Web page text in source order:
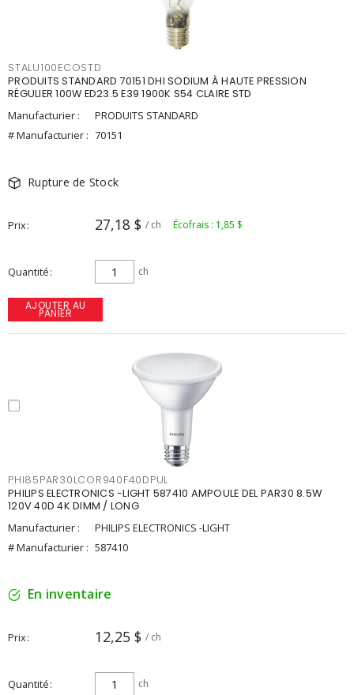
STALU100ECOSTD
PRODUITS STANDARD 70151 DHI SODIUM À HAUTE PRESSION
RÉGULIER 100W ED23.5 E39 1900K S54 CLAIRE STD
Manufacturier :
PRODUITS STANDARD
# Manufacturier : 70151
Rupture de Stock
Prix 27,18 $ / ch Écofrais : 1,85 $
Quantité ch
AJOUTER AU
PANIER
PHI85PAR30LCOR940F40DPUL
PHILIPS ELECTRONICS -LIGHT 587410 AMPOULE DEL PAR30 8.5W
120V 40D 4K DIMM / LONG
Manufacturier :
PHILIPS ELECTRONICS -LIGHT
# Manufacturier : 587410
En inventaire
Prix 12,25 $ / ch
Quantité ch